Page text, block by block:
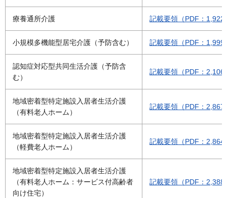
療養通所介護 記載要領（PDF：
小規模多機能型居宅介護（予防含む） 記載要領（PDF：
認知症対応型共同生活介護（予防含
む）
記載要領（PDF：
地域密着型特定施設入居者生活介護
（有料老人ホーム）
記載要領（PDF：
地域密着型特定施設入居者生活介護
（軽費老人ホーム）
記載要領（PDF：
地域密着型特定施設入居者生活介護
（有料老人ホーム：サービス付高齢者
向け住宅）
記載要領（PDF：